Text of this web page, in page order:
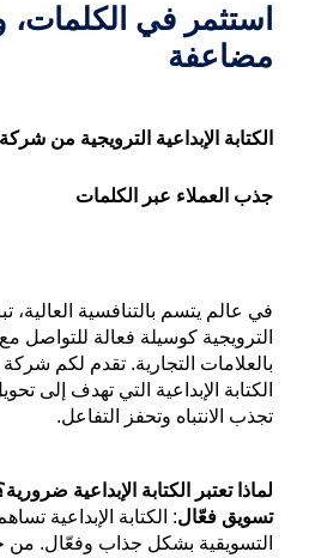
استثمر في الكلمات،
مضاعفة
الكتابة الإبداعية الترويجية من
جذب العملاء عبر الكلمات
في عالم يتسم بالتنافسية العالية،
الترويجية كوسيلة فعالة للتواصل مع
بالعلامات التجارية. تقدم لكم شركة
الكتابة الإبداعية التي تهدف إلى
تجذب الانتباه وتحفز التفاعل.
لماذا تعتبر الكتابة الإبداعية
تسويق فعّال: الكتابة الإبداعية
التسويقية بشكل جذاب وفعّال. من